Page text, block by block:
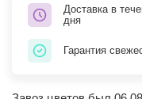
Доставка в
дня
Гарантия